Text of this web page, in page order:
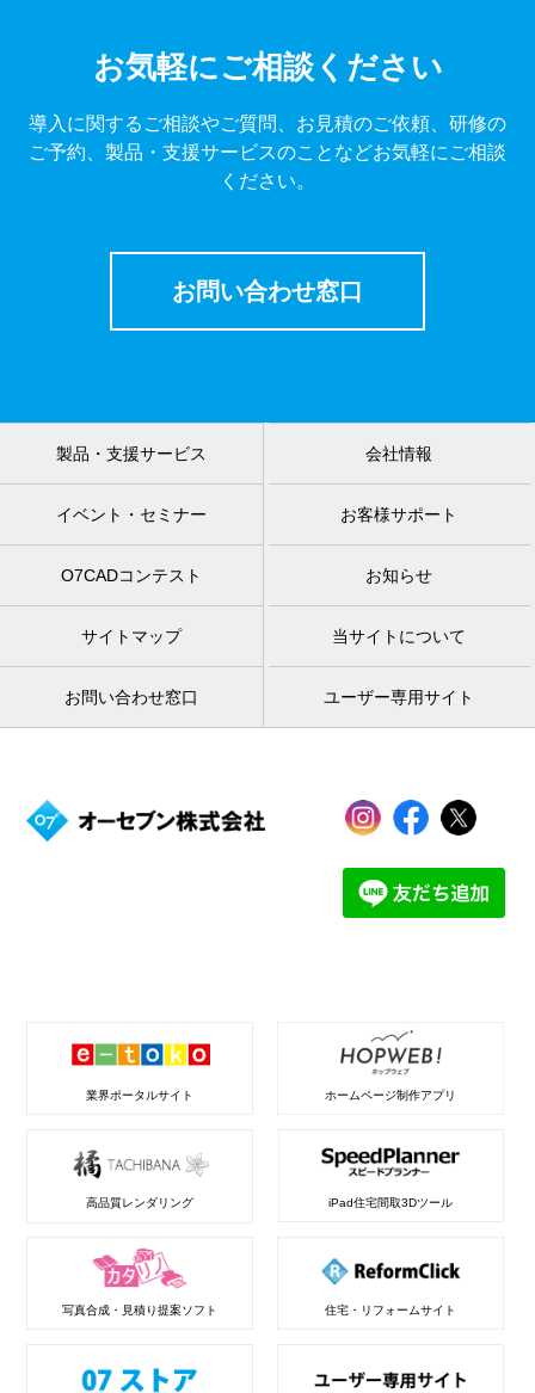
お気軽にご相談ください
導入に関するご相談やご質問、お見積のご依頼、研修の
ご予約、製品・支援サービスのことなどお気軽にご相談
ください。
お問い合わせ窓口
製品・支援サービス 会社情報
イベント・セミナー お客様サポート
O7CADコンテスト お知らせ
サイトマップ 当サイトについて
お問い合わせ窓口 ユーザー専用サイト
業界ポータルサイト ホームページ制作アプリ
高品質レンダリング iPad住宅間取3Dツール
写真合成・見積り提案ソフト 住宅・リフォームサイト